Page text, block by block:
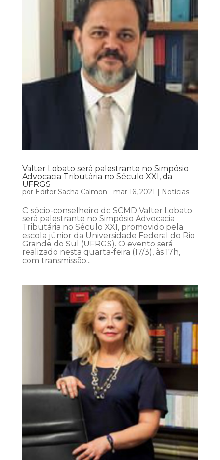
Valter Lobato será palestrante no Simpósio
Advocacia Tributária no Século XXI, da
UFRGS
por Editor Sacha Calmon mar 16, 2021 Notícias
O sócio-conselheiro do SCMD Valter Lobato
será palestrante no Simpósio Advocacia
Tributária no Século XXI, promovido pela
escola júnior da Universidade Federal do Rio
Grande do Sul (UFRGS). O evento será
realizado nesta quarta-feira (17/3), às 17h,
com transmissão...